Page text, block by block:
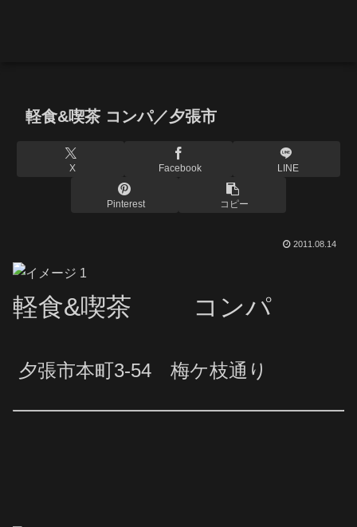
軽食&喫茶 コンパ／夕張市
X Facebook LINE
Pinterest コピー
2011.08.14
軽食&喫茶 コンパ
夕張市本町3-54 梅ケ枝通り